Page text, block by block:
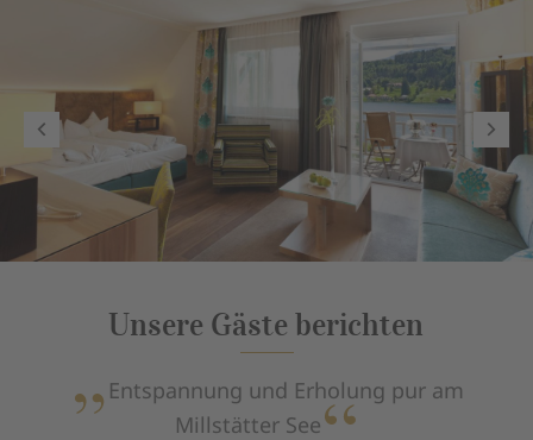
Unsere Gäste berichten
Entspannung und Erholung pur am
Millstätter See